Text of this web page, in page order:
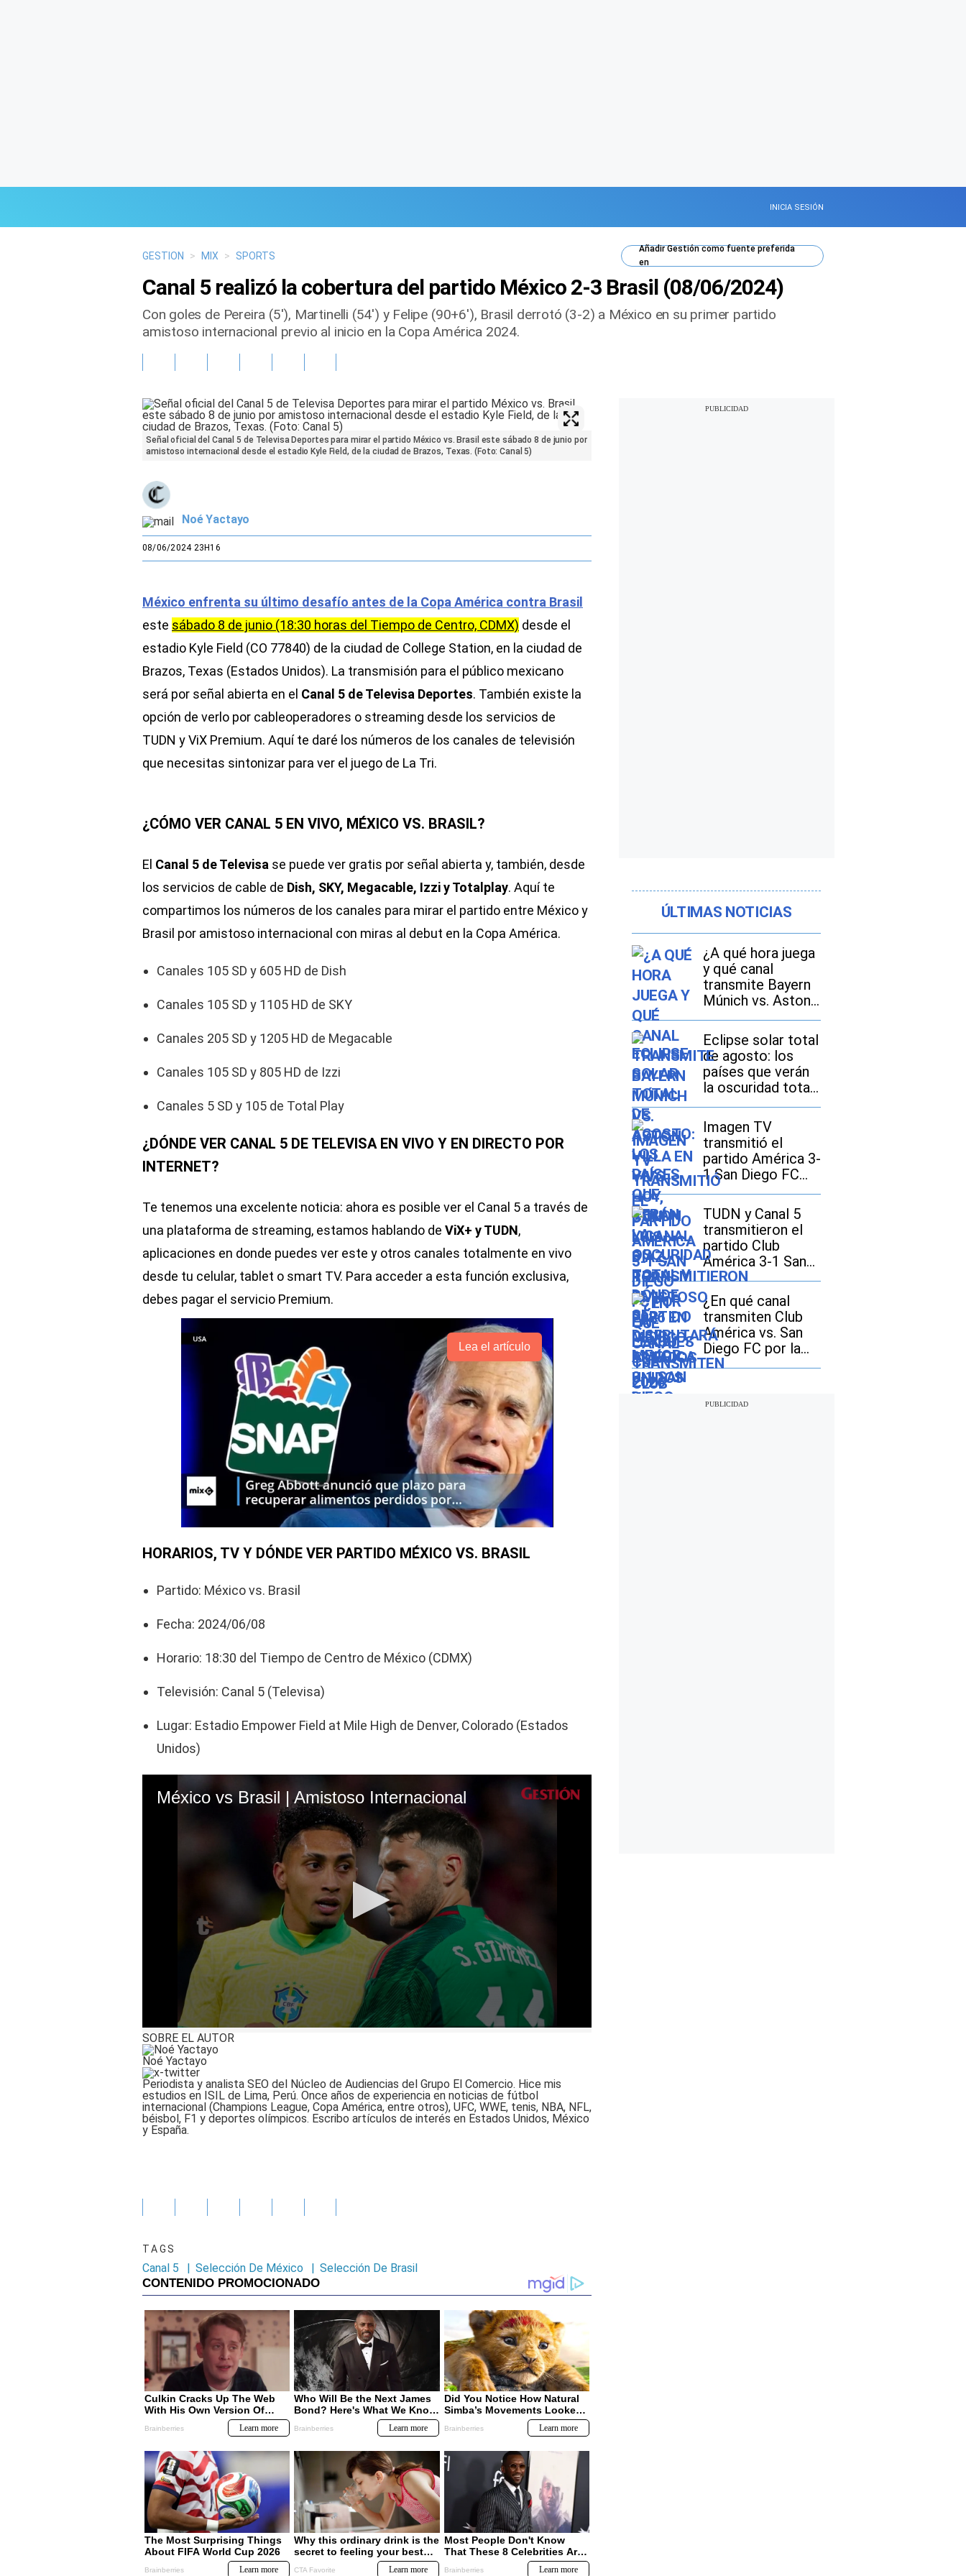
INICIA SESIÓN
GESTION > MIX > SPORTS
AñadirGestióncomo fuente preferida
en
Canal 5 realizó la cobertura del partido México 2-3 Brasil (08/06/2024)
Con goles de Pereira (5′), Martinelli (54′) y Felipe (90+6′), Brasil derrotó (3-2) a México en su primer partido
amistoso internacional previo al inicio en la Copa América 2024.
Señal oficial del Canal 5 de Televisa Deportes para mirar el partido México vs. Brasil este sábado 8 de junio por
amistoso internacional desde el estadio Kyle Field, de la ciudad de Brazos, Texas. (Foto: Canal 5)
Noé Yactayo
08/06/2024 23H16
México enfrenta su último desafío antes de la Copa América contra Brasil
este sábado 8 de junio (18:30 horas del Tiempo de Centro, CDMX) desde el
estadio Kyle Field (CO 77840) de la ciudad de College Station, en la ciudad de
Brazos, Texas (Estados Unidos). La transmisión para el público mexicano
será por señal abierta en el Canal 5 de Televisa Deportes. También existe la
opción de verlo por cableoperadores o streaming desde los servicios de
TUDN y ViX Premium. Aquí te daré los números de los canales de televisión
que necesitas sintonizar para ver el juego de La Tri.
¿CÓMO VER CANAL 5 EN VIVO, MÉXICO VS. BRASIL?
El Canal 5 de Televisa se puede ver gratis por señal abierta y, también, desde
los servicios de cable de Dish, SKY, Megacable, Izzi y Totalplay. Aquí te
compartimos los números de los canales para mirar el partido entre México y
Brasil por amistoso internacional con miras al debut en la Copa América.
Canales 105 SD y 605 HD de Dish
Canales 105 SD y 1105 HD de SKY
Canales 205 SD y 1205 HD de Megacable
Canales 105 SD y 805 HD de Izzi
Canales 5 SD y 105 de Total Play
¿DÓNDE VER CANAL 5 DE TELEVISA EN VIVO Y EN DIRECTO POR
INTERNET?
Te tenemos una excelente noticia: ahora es posible ver el Canal 5 a través de
una plataforma de streaming, estamos hablando de ViX+ y TUDN,
aplicaciones en donde puedes ver este y otros canales totalmente en vivo
desde tu celular, tablet o smart TV. Para acceder a esta función exclusiva,
debes pagar el servicio Premium.
Lea el artículo
HORARIOS, TV Y DÓNDE VER PARTIDO MÉXICO VS. BRASIL
Partido: México vs. Brasil
Fecha: 2024/06/08
Horario: 18:30 del Tiempo de Centro de México (CDMX)
Televisión: Canal 5 (Televisa)
Lugar: Estadio Empower Field at Mile High de Denver, Colorado (Estados
Unidos)
México vs Brasil | Amistoso Internacional
0
seconds
of
1
minute,
22
secondsVolume
90%
SOBRE EL AUTOR
Noé Yactayo
Periodista y analista SEO del Núcleo de Audiencias del Grupo El Comercio. Hice mis
estudios en ISIL de Lima, Perú. Once años de experiencia en noticias de fútbol
internacional (Champions League, Copa América, entre otros), UFC, WWE, tenis, NBA, NFL,
béisbol, F1 y deportes olímpicos. Escribo artículos de interés en Estados Unidos, México
y España.
TAGS
Canal 5 | Selección De México | Selección De Brasil
ÚLTIMAS NOTICIAS
¿A qué hora juega
y qué canal
transmite Bayern
Múnich vs. Aston
Villa EN VIVO hoy,
con Luis Díaz, por
amistoso 2026 en
México, Estados
Unidos y España?
Eclipse solar total
de agosto: los
países que verán
la oscuridad total
y dónde se
disfrutará mejor
Imagen TV
transmitió el
partido América 3-
1 San Diego FC
por la Leagues
Cup 2026
TUDN y Canal 5
transmitieron el
partido Club
América 3-1 San
Diego FC por la
Leagues Cup 2026
¿En qué canal
transmiten Club
América vs. San
Diego FC por la
Leagues Cup 2026